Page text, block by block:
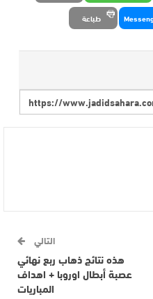
طباعة
التالي
هذه نتائج ذهاب ربع نهائي
عصبة أبطال اوروبا + اهداف
المباريات